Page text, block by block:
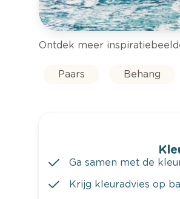
Ontdek meer
Paars Behang
Ga samen met de
Krijg kleuradvies op